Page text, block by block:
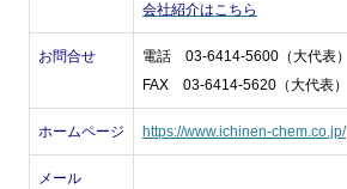
会社紹介はこちら
お問合せ
電話 03-6414-5600（大代表）
FAX 03-6414-5620（大代表）
ホームページ https://www.ichinen-chem.co.jp/
メール